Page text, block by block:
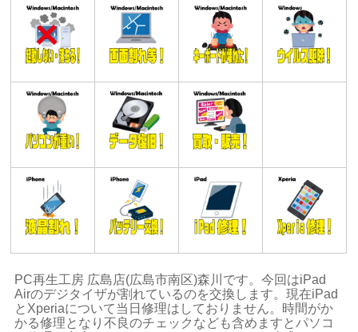
PC再生工房 広島店(広島市南区)森川です。今回はiPad
Airのデジタイザが割れているのを交換します。現在iPad
とXperiaについて当日修理はしておりません。時間がか
かる修理となり不良のチェックなども含めますとパソコ